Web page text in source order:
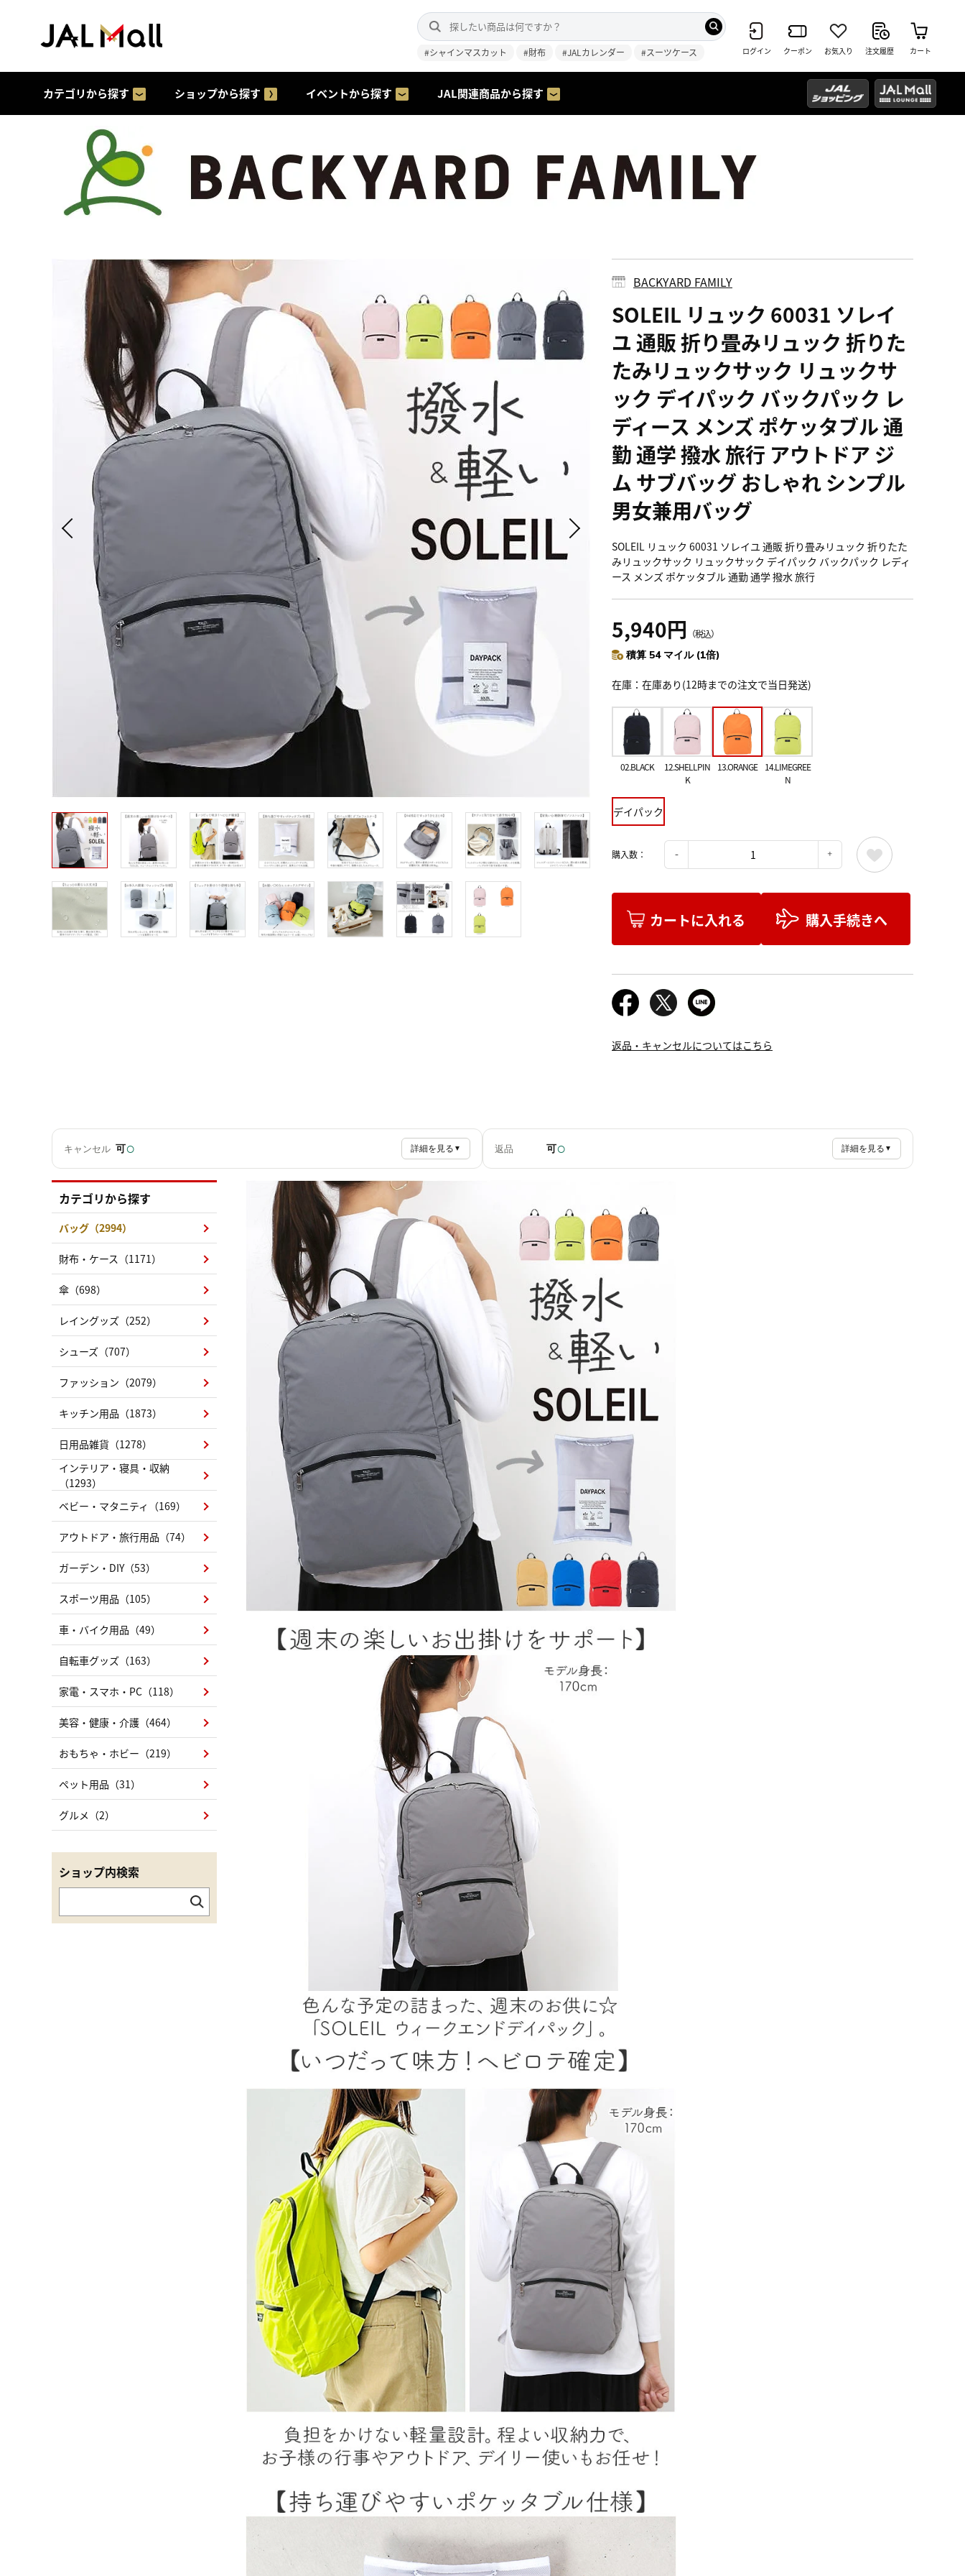
#シャインマスカット #財布 #JALカレンダー #スーツケース ログイン クーポン お気入り 注文履歴 カート
カテゴリから探す ショップから探す イベントから探す JAL関連商品から探す
BACKYARD FAMILY
SOLEIL リュック 60031 ソレイ
ユ 通販 折り畳みリュック 折りた
たみリュックサック リュックサ
ック デイパック バックパック レ
ディース メンズ ポケッタブル 通
勤 通学 撥水 旅行 アウトドア ジ
ム サブバッグ おしゃれ シンプル
男女兼用バッグ
SOLEIL リュック 60031 ソレイユ 通販 折り畳みリュック 折りたた
みリュックサック リュックサック デイパック バックパック レディ
ース メンズ ポケッタブル 通勤 通学 撥水 旅行
5,940円 （税込）
積算 54 マイル (1倍)
在庫 在庫あり(12時までの注文で当日発送)
02.BLACK
12.SHELLPIN
K
13.ORANGE
14.LIMEGREE
N
デイパック
購入数：
カートに入れる 購入手続きへ
返品・キャンセルについてはこちら
キャンセル 可○ 詳細を見る ▼ 返品 可○ 詳細を見る ▼
カテゴリから探す
バッグ（2994）
財布・ケース（1171）
傘（698）
レイングッズ（252）
シューズ（707）
ファッション（2079）
キッチン用品（1873）
日用品雑貨（1278）
インテリア・寝具・収納
（1293）
ベビー・マタニティ（169）
アウトドア・旅行用品（74）
ガーデン・DIY（53）
スポーツ用品（105）
車・バイク用品（49）
自転車グッズ（163）
家電・スマホ・PC（118）
美容・健康・介護（464）
おもちゃ・ホビー（219）
ペット用品（31）
グルメ（2）
ショップ内検索